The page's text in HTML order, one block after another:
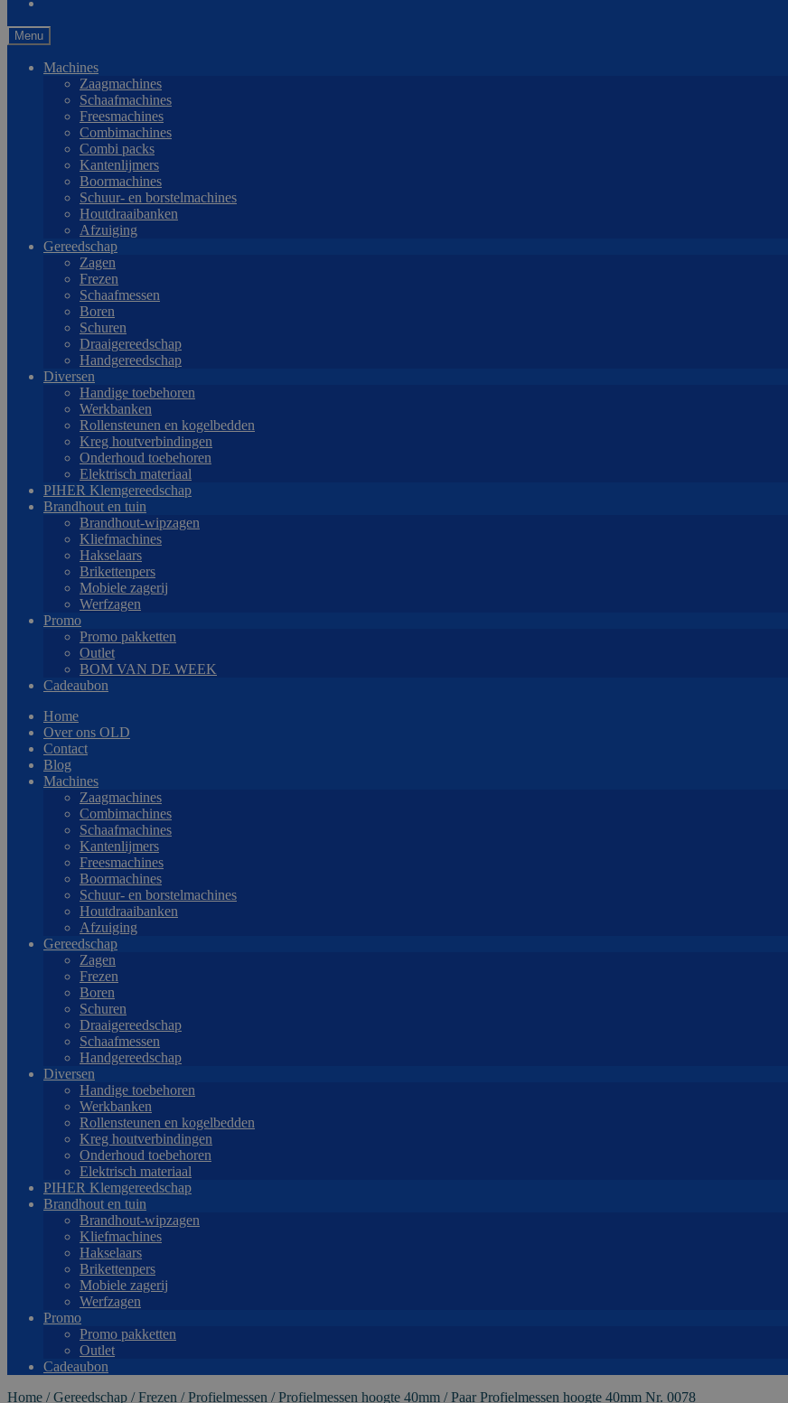
Menu
Machines
Zaagmachines
Schaafmachines
Freesmachines
Combimachines
Combi packs
Kantenlijmers
Boormachines
Schuur- en borstelmachines
Houtdraaibanken
Afzuiging
Gereedschap
Zagen
Frezen
Schaafmessen
Boren
Schuren
Draaigereedschap
Handgereedschap
Diversen
Handige toebehoren
Werkbanken
Rollensteunen en kogelbedden
Kreg houtverbindingen
Onderhoud toebehoren
Elektrisch materiaal
PIHER Klemgereedschap
Brandhout en tuin
Brandhout-wipzagen
Kliefmachines
Hakselaars
Brikettenpers
Mobiele zagerij
Werfzagen
Promo
Promo pakketten
Outlet
BOM VAN DE WEEK
Cadeaubon
Home
Over ons OLD
Contact
Blog
Machines
Zaagmachines
Combimachines
Schaafmachines
Kantenlijmers
Freesmachines
Boormachines
Schuur- en borstelmachines
Houtdraaibanken
Afzuiging
Gereedschap
Zagen
Frezen
Boren
Schuren
Draaigereedschap
Schaafmessen
Handgereedschap
Diversen
Handige toebehoren
Werkbanken
Rollensteunen en kogelbedden
Kreg houtverbindingen
Onderhoud toebehoren
Elektrisch materiaal
PIHER Klemgereedschap
Brandhout en tuin
Brandhout-wipzagen
Kliefmachines
Hakselaars
Brikettenpers
Mobiele zagerij
Werfzagen
Promo
Promo pakketten
Outlet
Cadeaubon
Home /Gereedschap /Frezen /Profielmessen /Profielmessen hoogte 40mm /Paar Profielmessen hoogte 40mm Nr. 0078